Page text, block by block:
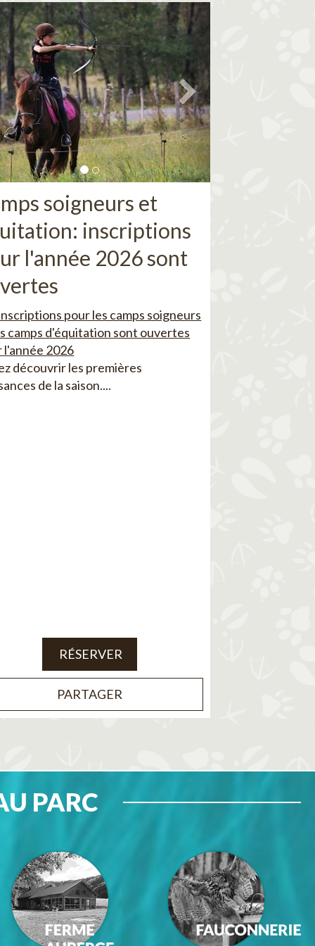
soigneurs et
inscriptions
l'année 2026 sont
pour les camps soigneurs
camps d'équitation sont ouvertes
l'année 2026
découvrir les premières
de la saison....
RÉSERVER
PARTAGER
PARC